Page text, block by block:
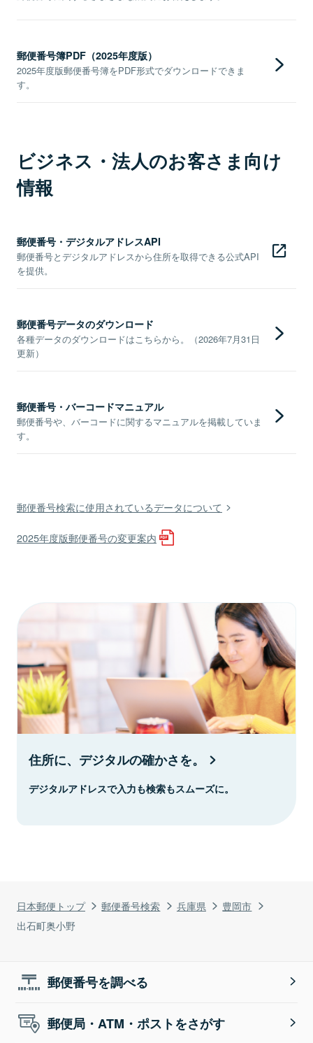
日本郵便トップ 郵便番号検索 兵庫県
豊岡市
出石町奥小野
郵便番号簿PDF（2025年度版）
2025年度版郵便番号簿をPDF形式でダウンロードできま
す。
ビジネス・法人のお客さま向け
情報
郵便番号・デジタルアドレスAPI
郵便番号とデジタルアドレスから住所を取得できる公式API
を提供。
郵便番号データのダウンロード
各種データのダウンロードはこちらから。（2026年7月31日
更新）
郵便番号・バーコードマニュアル
郵便番号や、バーコードに関するマニュアルを掲載していま
す。
郵便番号検索に使用されているデータについて
2025年度版郵便番号の変更案内
住所に、デジタルの確かさを。
デジタルアドレスで入力も検索もスムーズに。
郵便番号を調べる
郵便局・ATM・ポストをさがす